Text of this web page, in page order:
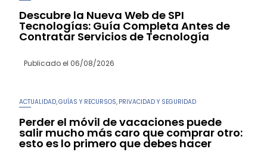
Descubre la Nueva Web de SPI
Tecnologías: Guía Completa Antes de
Contratar Servicios de Tecnología
Publicado el 06/08/2026
ACTUALIDAD ,GUÍAS Y RECURSOS PRIVACIDAD Y SEGURIDAD
Perder el móvil de vacaciones puede
salir mucho más caro que comprar otro:
esto es lo primero que debes hacer